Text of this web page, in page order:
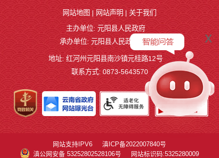
x
网站地图 | 网站声明 | 关于我们
主办单位: 元阳县人民政府
承办单位: 元阳县人民政府办公室
地址: 红河州元阳县南沙镇元桂路12号
联系方式: 0873-5643570
网站支持IPV6
滇ICP备2022007840号
滇公网安备 53252802528106号
网站标识码:5325280009